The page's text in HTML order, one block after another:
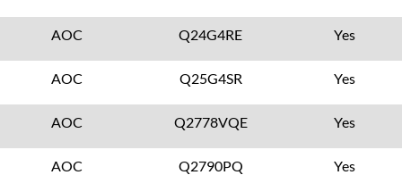
AOC Q24G4RE Yes
AOC Q25G4SR Yes
AOC Q2778VQE Yes
AOC Q2790PQ Yes